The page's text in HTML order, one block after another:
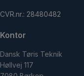
CVR.nr.: 28480482
Kontor
Dansk Tøris Teknik
Høllvej 117